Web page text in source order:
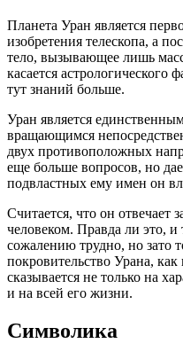
Планета Уран является
изобретения телескопа, а
тело, вызывающее лишь
касается астрологического
тут знаний больше.
Уран является
вращающимся
двух противоположных
еще больше вопросов, но
подвластных ему имен он
Считается, что он отвечает
человеком. Правда ли это, и
сожалению трудно, но зато
покровительство Урана,
сказывается не только на
и на всей его жизни.
Символика